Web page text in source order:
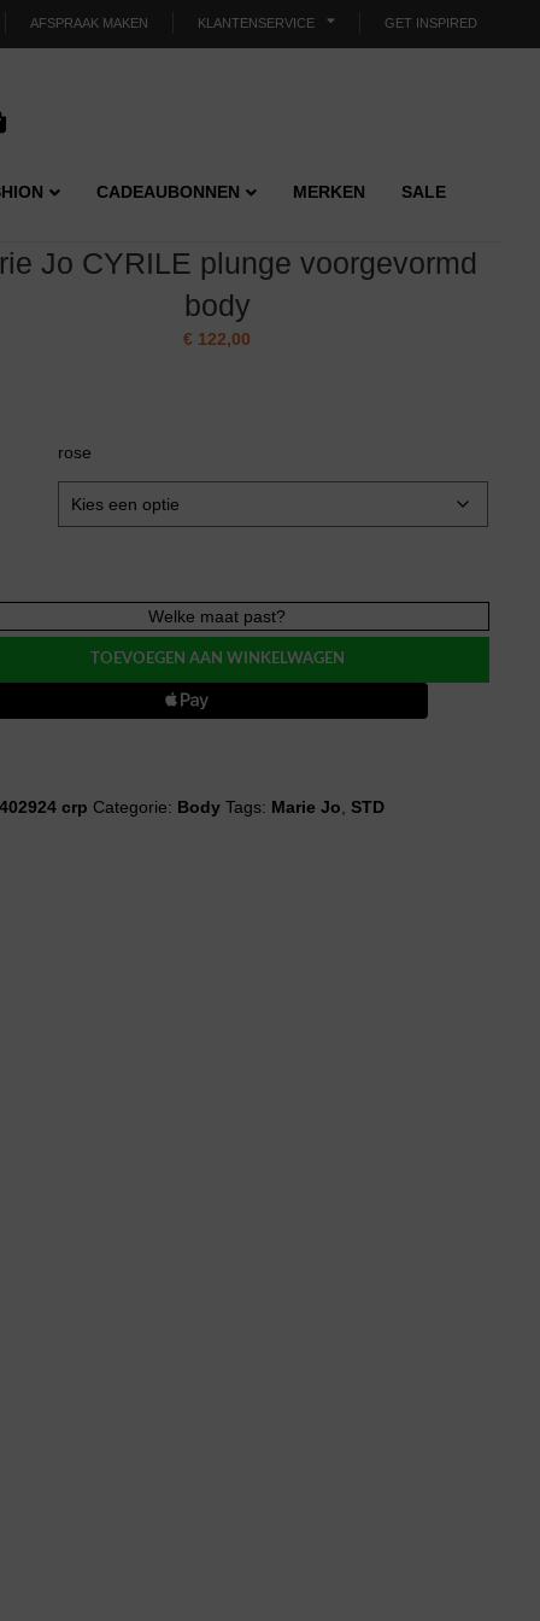
AFSPRAAK MAKEN KLANTENSERVICE GET INSPIRED
CADEAUBONNEN MERKEN SALE
Jo CYRILE plunge voorgevormd
body
€ 122,00
rose
Welke maat past?
TOEVOEGEN AAN WINKELWAGEN
crp Categorie: Body Tags: Marie Jo ,STD